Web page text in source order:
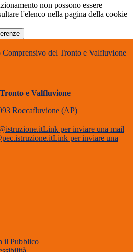
non possono essere
l'elenco nella pagina della cookie
Comprensivo del Tronto e Valfluvione
e Valfluvione
Roccafluvione (AP)
Link per inviare una mail
Link per inviare una
il Pubblico